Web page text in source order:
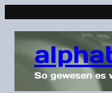
So gewesen es